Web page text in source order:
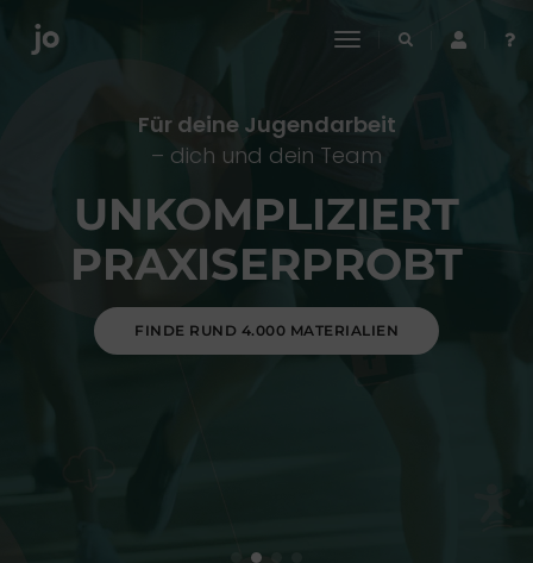
toggle
Für deine Jugendarbeit
– dich und dein Team
UNKOMPLIZIERT
PRAXISERPROBT
FINDE RUND 4.000 MATERIALIEN